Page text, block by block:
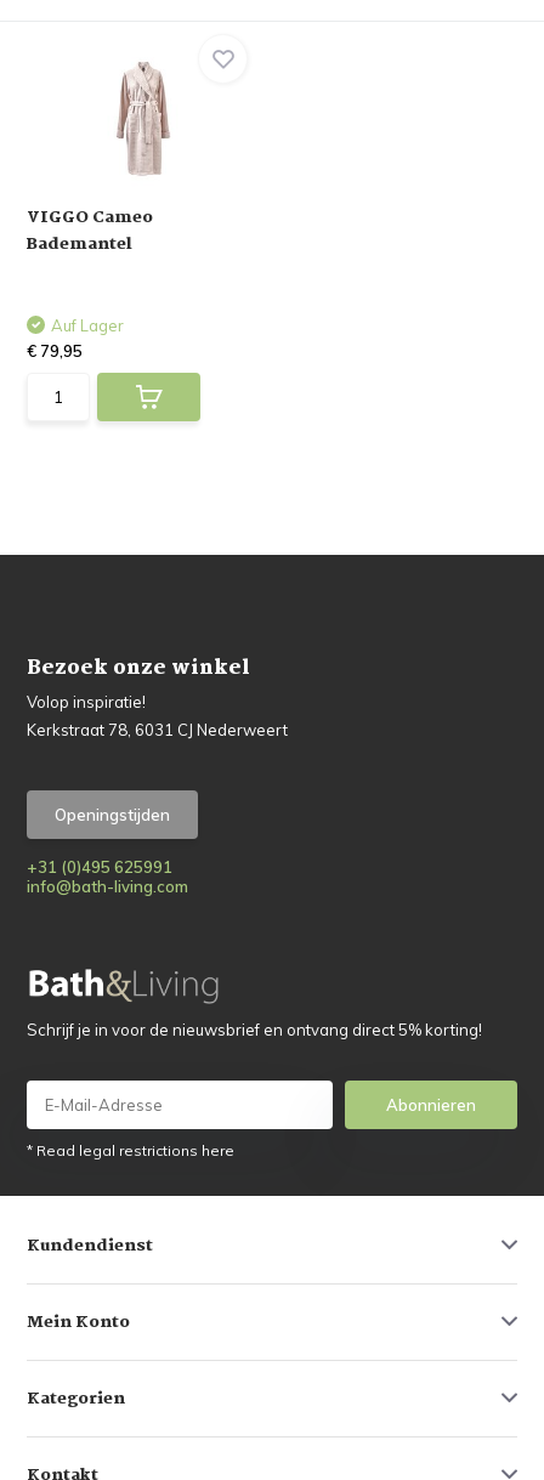
VIGGO Cameo
Bademantel
Auf Lager
€ 79,95
Bezoek onze winkel
Volop inspiratie!
Kerkstraat 78, 6031 CJ Nederweert
Openingstijden
+31 (0)495 625991
info@bath-living.com
Schrijf je in voor de nieuwsbrief en ontvang direct 5% korting!
Abonnieren
* Read legal restrictions here
Kundendienst
Mein Konto
Kategorien